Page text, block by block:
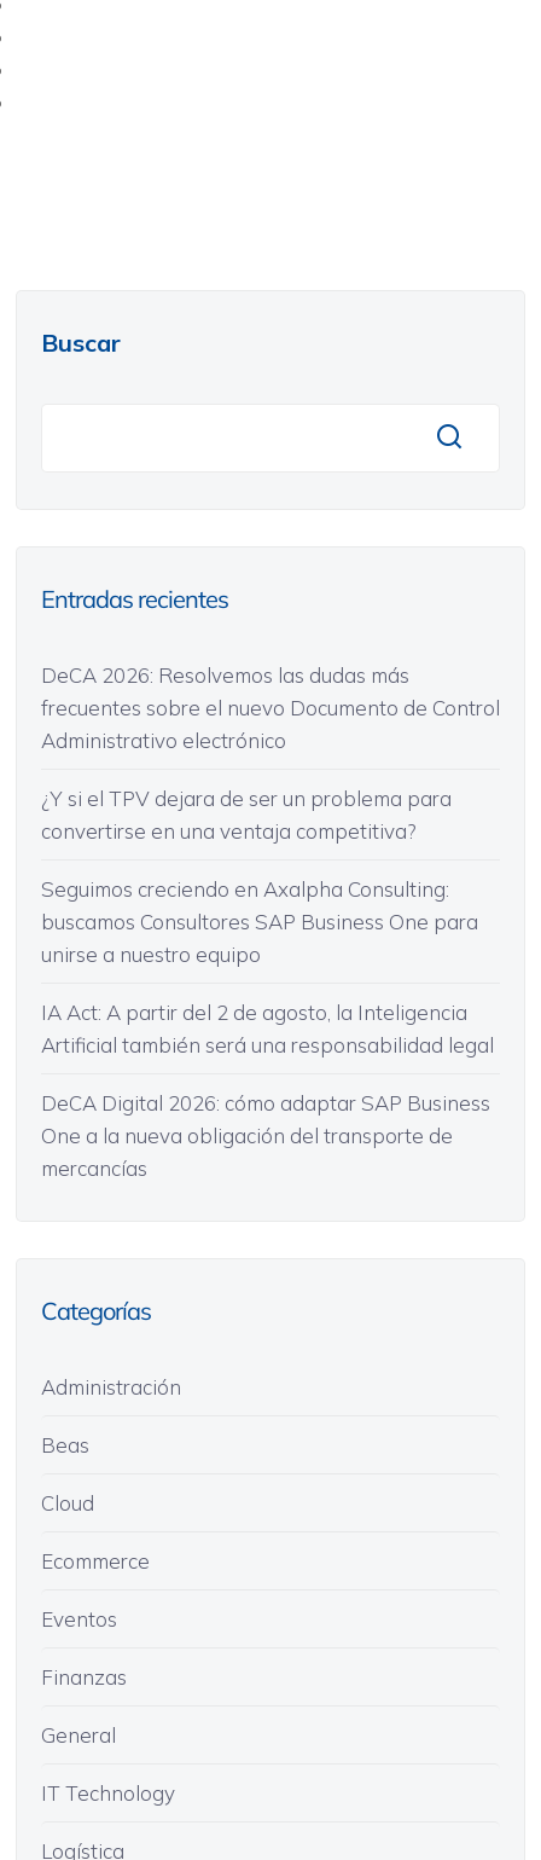
Buscar
Entradas recientes
DeCA 2026: Resolvemos las dudas más
frecuentes sobre el nuevo Documento de Control
Administrativo electrónico
¿Y si el TPV dejara de ser un problema para
convertirse en una ventaja competitiva?
Seguimos creciendo en Axalpha Consulting:
buscamos Consultores SAP Business One para
unirse a nuestro equipo
IA Act: A partir del 2 de agosto, la Inteligencia
Artificial también será una responsabilidad legal
DeCA Digital 2026: cómo adaptar SAP Business
One a la nueva obligación del transporte de
mercancías
Categorías
Administración
Beas
Cloud
Ecommerce
Eventos
Finanzas
General
IT Technology
Logística